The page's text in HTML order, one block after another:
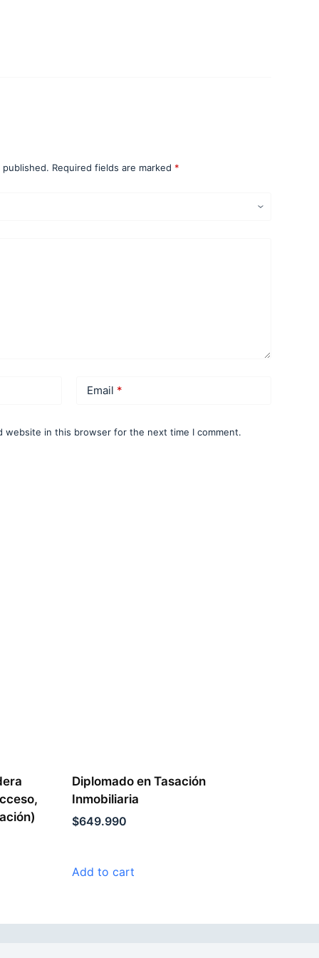
published. Required fields are marked *
Email *
website in this browser for the next time I comment.
Diplomado en Tasación
Inmobiliaria
$649.990
Add to cart